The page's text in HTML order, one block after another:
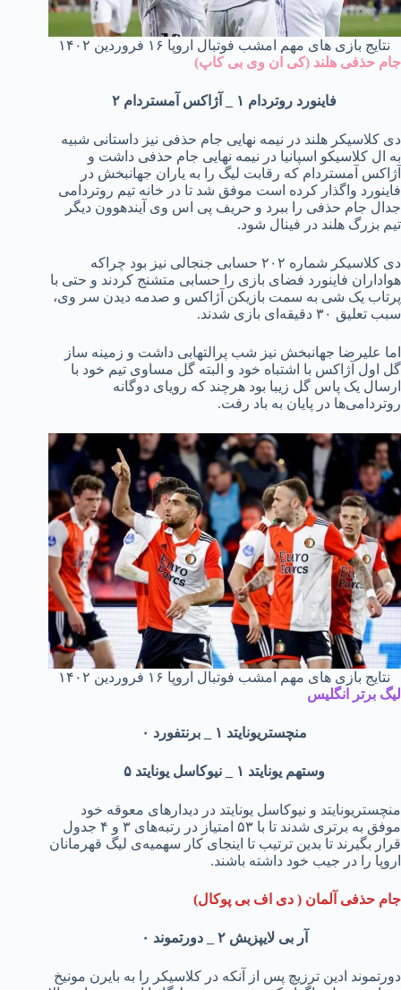
نتایج بازی های مهم امشب فوتبال اروپا ۱۶ فروردین ۱۴۰۲
جام حذفی هلند (کی ان وی بی کاپ)
فاینورد روتردام ۱ _ آژاکس آمستردام ۲
دی کلاسیکر هلند در نیمه نهایی جام حذفی نیز داستانی شبیه
به ال کلاسیکو اسپانیا در نیمه نهایی جام حذفی داشت و
آژاکس آمستردام که رقابت لیگ را به یاران جهانبخش در
فاینورد واگذار کرده است موفق شد تا در خانه تیم روتردامی
جدال جام حذفی را ببرد و حریف پی اس وی آیندهوون دیگر
تیم بزرگ هلند در فینال شود.
دی کلاسیکر شماره ۲۰۲ حسابی جنجالی نیز بود چراکه
هواداران فاینورد فضای بازی را حسابی متشنج کردند و حتی با
پرتاب یک شی به سمت بازیکن آژاکس و صدمه دیدن سر وی،
سبب تعلیق ۳۰ دقیقه‌ای بازی شدند.
اما علیرضا جهانبخش نیز شب پرالتهابی داشت و زمینه ساز
گل اول آژاکس با اشتباه خود و البته گل مساوی تیم خود با
ارسال یک پاس گل زیبا بود هرچند که رویای دوگانه
روتردامی‌ها در پایان به باد رفت.
نتایج بازی های مهم امشب فوتبال اروپا ۱۶ فروردین ۱۴۰۲
لیگ برتر انگلیس
منچستریونایتد ۱ _ برنتفورد ۰
وستهم یونایتد ۱ _ نیوکاسل یونایتد ۵
منچستریونایتد و نیوکاسل یونایتد در دیدارهای معوقه خود
موفق به برتری شدند تا با ۵۳ امتیاز در رتبه‌های ۳ و ۴ جدول
قرار بگیرند تا بدین ترتیب تا اینجای کار سهمیه‌‌ی لیگ قهرمانان
اروپا را در جیب خود داشته باشند.
جام حذفی آلمان ( دی اف بی پوکال)
آر بی لایپزیش ۲ _ دورتموند ۰
دورتموند ادین ترزیچ پس از آنکه در کلاسیکر را به بایرن مونیخ